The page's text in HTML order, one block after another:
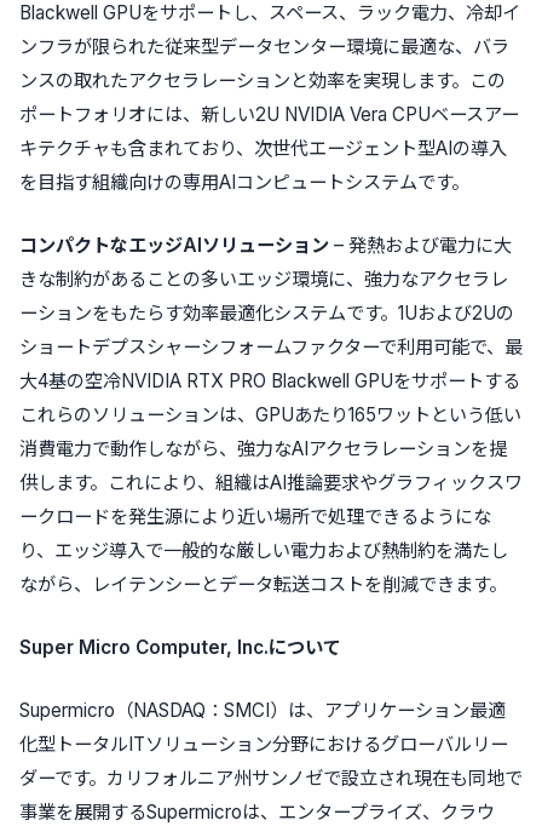
Blackwell GPUをサポートし、スペース、ラック電力、冷却イ
ンフラが限られた従来型データセンター環境に最適な、バラ
ンスの取れたアクセラレーションと効率を実現します。この
ポートフォリオには、新しい2U NVIDIA Vera CPUベースアー
キテクチャも含まれており、次世代エージェント型AIの導入
を目指す組織向けの専用AIコンピュートシステムです。
コンパクトなエッジAIソリューション – 発熱および電力に大
きな制約があることの多いエッジ環境に、強力なアクセラレ
ーションをもたらす効率最適化システムです。1Uおよび2Uの
ショートデプスシャーシフォームファクターで利用可能で、最
大4基の空冷NVIDIA RTX PRO Blackwell GPUをサポートする
これらのソリューションは、GPUあたり165ワットという低い
消費電力で動作しながら、強力なAIアクセラレーションを提
供します。これにより、組織はAI推論要求やグラフィックスワ
ークロードを発生源により近い場所で処理できるようにな
り、エッジ導入で一般的な厳しい電力および熱制約を満たし
ながら、レイテンシーとデータ転送コストを削減できます。
Super Micro Computer, Inc.について
Supermicro（NASDAQ：SMCI）は、アプリケーション最適
化型トータルITソリューション分野におけるグローバルリー
ダーです。カリフォルニア州サンノゼで設立され現在も同地で
事業を展開するSupermicroは、エンタープライズ、クラウ